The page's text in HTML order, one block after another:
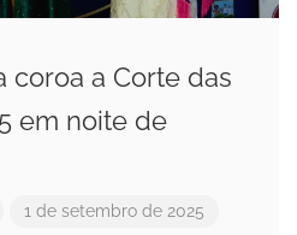
coroa a Corte das
em noite de
1 de setembro de 2025